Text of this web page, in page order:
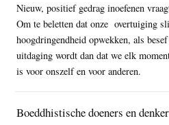
Nieuw, positief gedrag inoefenen
Om te beletten dat onze overtuiging
hoogdringendheid opwekken, als
uitdaging wordt dan dat we elk
is voor onszelf en voor anderen.
Boeddhistische doeners en